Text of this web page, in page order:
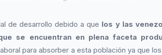
de desarrollo debido a que los y las
se encuentran en plena faceta
para absorber a esta población ya que